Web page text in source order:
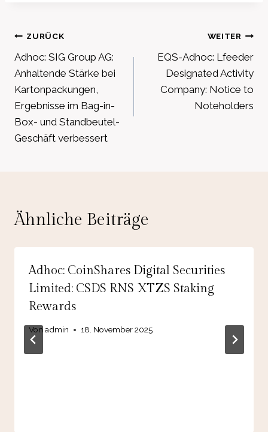
Beitragsnavigation
ZURÜCK
Adhoc: SIG Group AG:
Anhaltende Stärke bei
Kartonpackungen,
Ergebnisse im Bag-in-
Box- und Standbeutel-
Geschäft verbessert
WEITER
EQS-Adhoc: Lfeeder
Designated Activity
Company: Notice to
Noteholders
Ähnliche Beiträge
Adhoc: CoinShares Digital Securities
Limited: CSDS RNS XTZS Staking
Rewards
Vonadmin 18. November 2025